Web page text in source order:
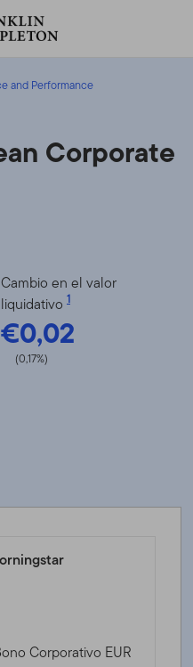
and Performance
Corporate
Cambio en el valor
liquidativo 1
€0,02
(0,17%)
Corporativo EUR